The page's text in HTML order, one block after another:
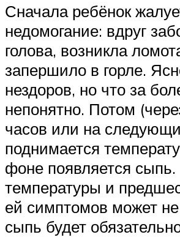
Сначала ребёнок
недомогание: вдруг
голова, возникла
запершило в горле.
нездоров, но что за
непонятно. Потом
часов или на
поднимается
фоне появляется
температуры и
ей симптомов может
сыпь будет